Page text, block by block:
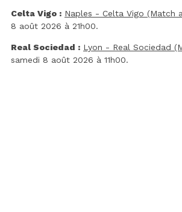
Celta Vigo : Naples - Celta Vigo (Match
8 août 2026 à 21h00.
Real Sociedad : Lyon - Real Sociedad
samedi 8 août 2026 à 11h00.